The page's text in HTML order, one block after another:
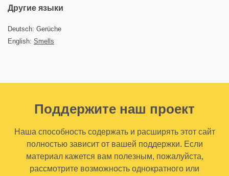
Другие языки
Deutsch: Gerüche
English: Smells
Поддержите наш проект
Наша способность содержать и расширять этот сайт
полностью зависит от вашей поддержки. Если
материал кажется вам полезным, пожалуйста,
рассмотрите возможность однократного или